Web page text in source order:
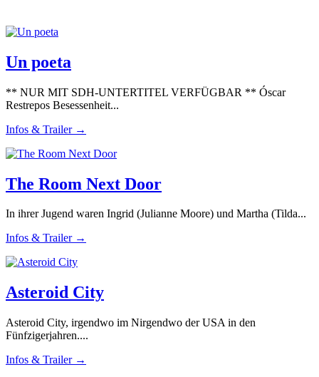
Un poeta
** NUR MIT SDH-UNTERTITEL VERFÜGBAR ** Óscar
Restrepos Besessenheit...
Infos & Trailer →
The Room Next Door
In ihrer Jugend waren Ingrid (Julianne Moore) und Martha (Tilda...
Infos & Trailer →
Asteroid City
Asteroid City, irgendwo im Nirgendwo der USA in den
Fünfzigerjahren....
Infos & Trailer →